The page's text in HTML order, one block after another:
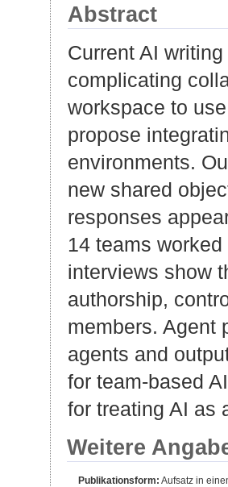
Abstract
Current AI
complicating
workspace to
propose
environments.
new shared
responses
14 teams
interviews show
authorship,
members. Agent
agents and
for team-based
for treating AI as
Weitere
Publikationsform: Aufsatz in